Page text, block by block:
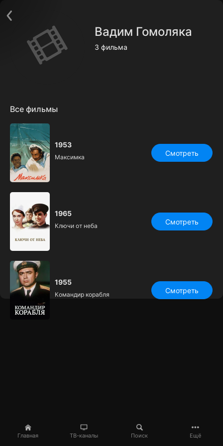
Главная ТВ-каналы Поиск Ещё
Вадим Гомоляка
3 фильма
Все фильмы
1953
Максимка Смотреть
1965
Ключи от неба Смотреть
1955
Командир корабля Смотреть
Пользовательское соглашение
Политика конфиденциальности
Открыть приложение